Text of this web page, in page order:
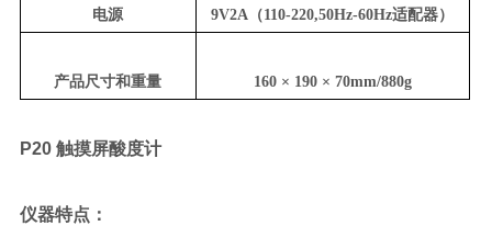
电源 9V2A（110-220,50Hz-60Hz适配器）
产品尺寸和重量 160 × 190 × 70mm/880g
P20 触摸屏酸度计
仪器特点：